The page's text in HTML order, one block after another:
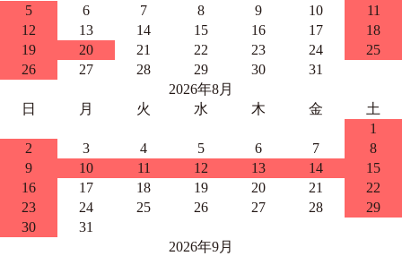
5
6 7 8 9 10
11
12
13 14 15 16 17
18
19
20 21 22 23 24
25
26
27 28 29 30
31
2026年8月
日
月 火 水 木 金
土
1
2
3 4 5 6 7
8
9
10 11 12 13 14
15
16
17 18 19 20 21
22
23
24 25 26 27 28
29
30
31
2026年9月